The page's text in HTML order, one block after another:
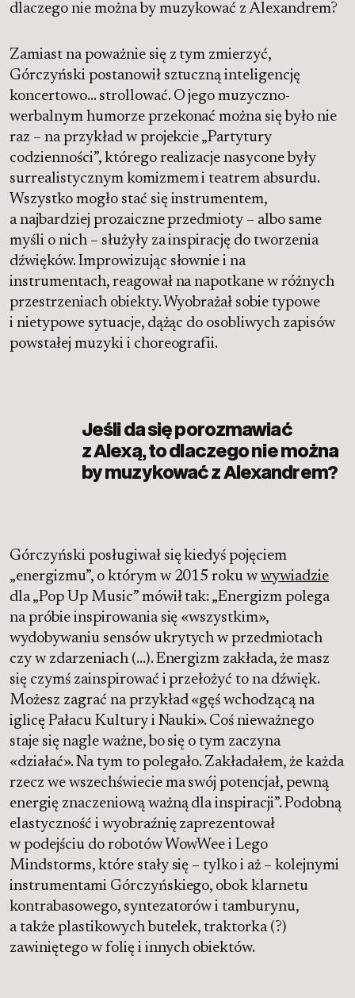
dlaczego nie można by muzykować z Alexandrem?
Zamiast na poważnie się z tym zmierzyć,
Górczyński postanowił sztuczną inteligencję
koncertowo… strollować. O jego muzyczno-
werbalnym humorze przekonać można się było nie
raz – na przykład w projekcie „Partytury
codzienności”, którego realizacje nasycone były
surrealistycznym komizmem i teatrem absurdu.
Wszystko mogło stać się instrumentem,
a najbardziej prozaiczne przedmioty – albo same
myśli o nich – służyły za inspirację do tworzenia
dźwięków. Improwizując słownie i na
instrumentach, reagował na napotkane w różnych
przestrzeniach obiekty. Wyobrażał sobie typowe
i nietypowe sytuacje, dążąc do osobliwych zapisów
powstałej muzyki i choreografii.
Jeśli da się porozmawiać
z Alexą, to dlaczego nie można
by muzykować z Alexandrem?
Górczyński posługiwał się kiedyś pojęciem
„energizmu”, o którym w 2015 roku wwywiadzie
dla „Pop Up Music” mówił tak: „Energizm polega
na próbie inspirowania się «wszystkim»,
wydobywaniu sensów ukrytych w przedmiotach
czy w zdarzeniach (…). Energizm zakłada, że masz
się czymś zainspirować i przełożyć to na dźwięk.
Możesz zagrać na przykład «gęś wchodzącą na
iglicę Pałacu Kultury i Nauki». Coś nieważnego
staje się nagle ważne, bo się o tym zaczyna
«działać». Na tym to polegało. Zakładałem, że każda
rzecz we wszechświecie ma swój potencjał, pewną
energię znaczeniową ważną dla inspiracji”. Podobną
elastyczność i wyobraźnię zaprezentował
w podejściu do robotów WowWee i Lego
Mindstorms, które stały się – tylko i aż – kolejnymi
instrumentami Górczyńskiego, obok klarnetu
kontrabasowego, syntezatorów i tamburynu,
a także plastikowych butelek, traktorka (?)
zawiniętego w folię i innych obiektów.